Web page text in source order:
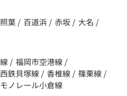
葉 / 百道浜 / 赤坂 / 大名 /
/ 福岡市空港線 /
西鉄貝塚線 / 香椎線 / 篠栗線 /
ノレール小倉線